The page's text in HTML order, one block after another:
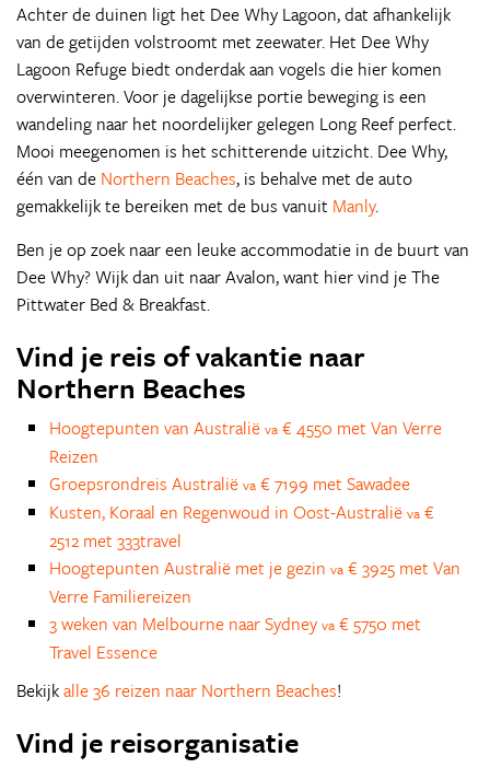
Achter de duinen ligt het Dee Why Lagoon, dat afhankelijk
van de getijden volstroomt met zeewater. Het Dee Why
Lagoon Refuge biedt onderdak aan vogels die hier komen
overwinteren. Voor je dagelijkse portie beweging is een
wandeling naar het noordelijker gelegen Long Reef perfect.
Mooi meegenomen is het schitterende uitzicht. Dee Why,
één van de Northern Beaches, is behalve met de auto
gemakkelijk te bereiken met de bus vanuit Manly.
Ben je op zoek naar een leuke accommodatie in de buurt van
Dee Why? Wijk dan uit naar Avalon, want hier vind je The
Pittwater Bed & Breakfast.
Vind je reis of vakantie naar
Northern Beaches
Hoogtepunten van Australië va € 4550 met Van Verre
Reizen
Groepsrondreis Australië va € 7199 met Sawadee
Kusten, Koraal en Regenwoud in Oost-Australië va €
2512 met 333travel
Hoogtepunten Australië met je gezin va € 3925 met Van
Verre Familiereizen
3 weken van Melbourne naar Sydney va € 5750 met
Travel Essence
Bekijkalle 36 reizen naar Northern Beaches!
Vind je reisorganisatie